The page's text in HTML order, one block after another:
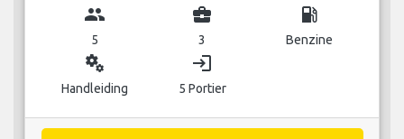
group
5
business_center
3
local_gas_station
Benzine
miscellaneous_services
Handleiding
login
5 Portier